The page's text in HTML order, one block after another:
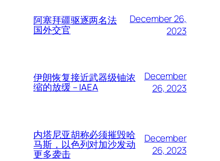
阿塞拜疆驱逐两名法
国外交官
December 26,
2023
伊朗恢复接近武器级铀浓
缩的放缓 – IAEA
December
26, 2023
内塔尼亚胡称必须摧毁哈
马斯，以色列对加沙发动
更多袭击
December
26, 2023